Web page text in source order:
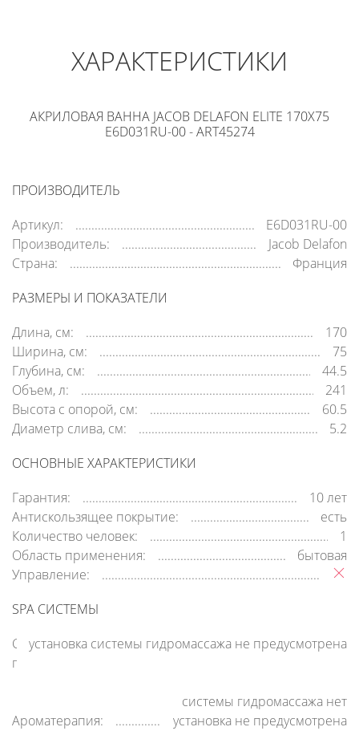
ХАРАКТЕРИСТИКИ
АКРИЛОВАЯ ВАННА JACOB DELAFON ELITE 170X75
E6D031RU-00 - ART45274
ПРОИЗВОДИТЕЛЬ
Артикул:
E6D031RU-00
Производитель:
Jacob Delafon
Страна:
Франция
РАЗМЕРЫ И ПОКАЗАТЕЛИ
Длина, см:
170
Ширина, см:
75
Глубина, см:
44.5
Объем, л:
241
Высота с опорой, см:
60.5
Диаметр слива, см:
5.2
ОСНОВНЫЕ ХАРАКТЕРИСТИКИ
Гарантия:
10 лет
Антискользящее покрытие:
есть
Количество человек:
1
Область применения:
бытовая
Управление:
SPA СИСТЕМЫ
Система
гидромассажа:
установка системы гидромассажа не предусмотрена
системы гидромассажа нет
Ароматерапия:
установка не предусмотрена